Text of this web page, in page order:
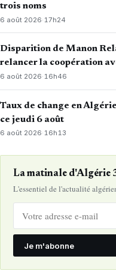
trois noms
6 août 2026· 17h24
Disparition de Manon
relancer la coopération
6 août 2026·16h46
Taux de change en
ce jeudi 6 août
6 août 2026·16h13
La matinale d'Algérie
L'essentiel de l'actualité
Je m'abonne